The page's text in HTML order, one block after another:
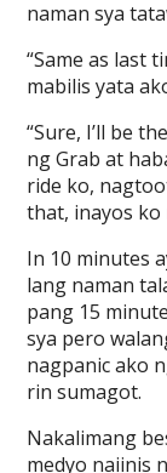
naman sya
“Same as last
mabilis yata
“Sure, I’ll be
ng Grab at
ride ko,
that, inayos
In 10 minutes
lang naman
pang 15
sya pero
nagpanic ako
rin sumagot.
Nakalimang
medyo naiinis